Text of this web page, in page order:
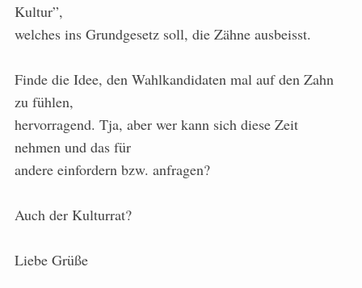
Kultur”,
welches ins Grundgesetz soll, die Zähne ausbeisst.
Finde die Idee, den Wahlkandidaten mal auf den Zahn
zu fühlen,
hervorragend. Tja, aber wer kann sich diese Zeit
nehmen und das für
andere einfordern bzw. anfragen?
Auch der Kulturrat?
Liebe Grüße